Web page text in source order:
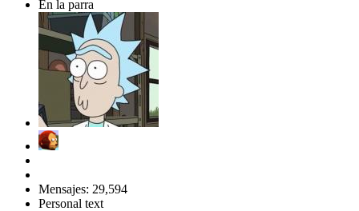
En la parra
Mensajes: 29,594
Personal text